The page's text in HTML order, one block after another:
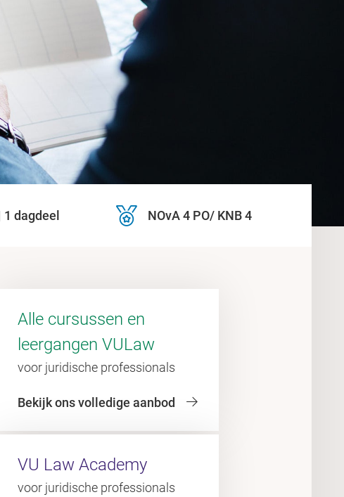
1 dagdeel NOvA 4 PO/ KNB 4
Alle cursussen en
leergangen VULaw
voor juridische professionals
Bekijk ons volledige aanbod
VU Law Academy
voor juridische professionals